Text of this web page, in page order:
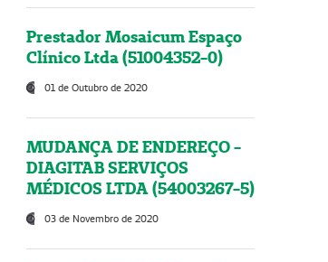
Prestador Mosaicum Espaço
Clínico Ltda (51004352-0)
01 de Outubro de 2020
MUDANÇA DE ENDEREÇO -
DIAGITAB SERVIÇOS
MÉDICOS LTDA (54003267-5)
03 de Novembro de 2020